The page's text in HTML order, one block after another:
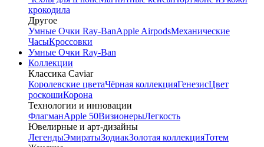
крокодила
Другое
Умные Очки Ray-BanApple AirpodsМеханические
ЧасыКроссовки
Умные Очки Ray-Ban
Коллекции
Классика Caviar
Королевские цветаЧёрная коллекцияГенезисЦвет
роскошиКорона
Технологии и инновации
ФлагманApple 50ВизионерыЛегкость
Ювелирные и арт-дизайны
ЛегендыЭмиратыЗодиакЗолотая коллекцияТотем